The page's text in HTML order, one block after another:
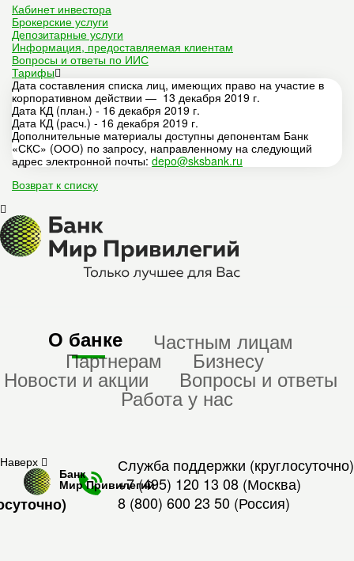
Кабинет инвестора
Брокерские услуги
Депозитарные услуги
Информация, предоставляемая клиентам
Вопросы и ответы по ИИС
Тарифы
Дата составления списка лиц, имеющих право на участие в
корпоративном действии — 13 декабря 2019 г.
Дата КД (план.) - 16 декабря 2019 г.
Дата КД (расч.) - 16 декабря 2019 г.
Дополнительные материалы доступны депонентам Банк
«СКС» (ООО) по запросу, направленному на следующий
адрес электронной почты: depo@sksbank.ru
Возврат к списку
О банке Частным лицам
Партнерам Бизнесу
Новости и акции Вопросы и ответы
Работа у нас
Служба поддержки (круглосуточно)
+7 (495) 120 13 08 (Москва)
8 (800) 600 23 50 (Россия)
Наверх
Банк
Мир Привилегий